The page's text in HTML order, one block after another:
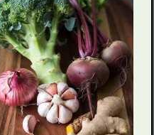
weefselspecifiek.
en ogen,
helpt hart en
is belangrijk